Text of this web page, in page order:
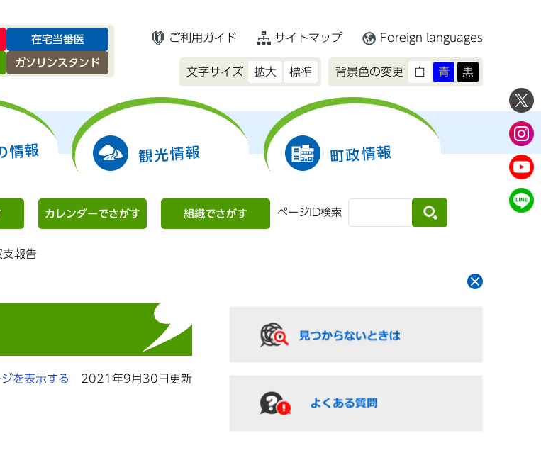
在宅当番医
ガソリンスタンド
ご利用ガイド サイトマップ Foreign languages
文字サイズ 拡大 標準 背景色の変更 白 青 黒
情報 観光情報 町政情報
カレンダーでさがす 組織でさがす ページID検索
報告
を表示する 2021年9月30日更新